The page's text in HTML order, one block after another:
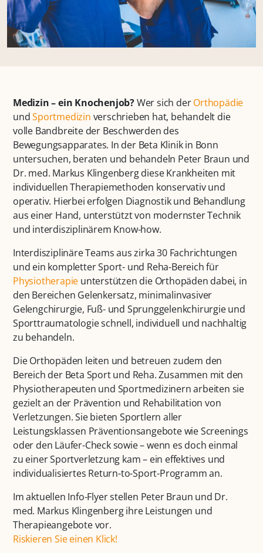
Medizin – ein Knochenjob?Wer sich derOrthopädie
undSportmedizin verschrieben hat, behandelt die
volle Bandbreite der Beschwerden des
Bewegungsapparates. In der Beta Klinik in Bonn
untersuchen, beraten und behandeln Peter Braun und
Dr. med. Markus Klingenberg diese Krankheiten mit
individuellen Therapiemethoden konservativ und
operativ. Hierbei erfolgen Diagnostik und Behandlung
aus einer Hand, unterstützt von modernster Technik
und interdisziplinärem Know-how.
Interdisziplinäre Teams aus zirka 30 Fachrichtungen
und ein kompletter Sport- und Reha-Bereich für
Physiotherapie unterstützen die Orthopäden dabei, in
den Bereichen Gelenkersatz, minimalinvasiver
Gelengchirurgie, Fuß- und Sprunggelenkchirurgie und
Sporttraumatologie schnell, individuell und nachhaltig
zu behandeln.
Die Orthopäden leiten und betreuen zudem den
Bereich der Beta Sport und Reha. Zusammen mit den
Physiotherapeuten und Sportmedizinern arbeiten sie
gezielt an der Prävention und Rehabilitation von
Verletzungen. Sie bieten Sportlern aller
Leistungsklassen Präventionsangebote wie Screenings
oder den Läufer-Check sowie – wenn es doch einmal
zu einer Sportverletzung kam – ein effektives und
individualisiertes Return-to-Sport-Programm an.
Im aktuellen Info-Flyer stellen Peter Braun und Dr.
med. Markus Klingenberg ihre Leistungen und
Therapieangebote vor.
Riskieren Sie einen Klick!